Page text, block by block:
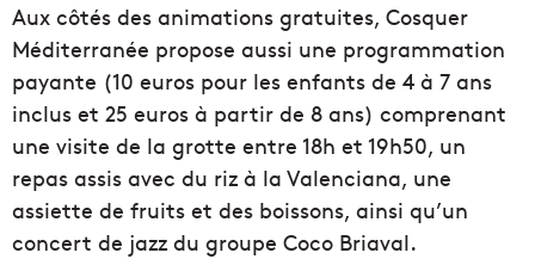
Aux côtés des animations gratuites, Cosquer
Méditerranée propose aussi une programmation
payante (10 euros pour les enfants de 4 à 7 ans
inclus et 25 euros à partir de 8 ans) comprenant
une visite de la grotte entre 18h et 19h50, un
repas assis avec du riz à la Valenciana, une
assiette de fruits et des boissons, ainsi qu’un
concert de jazz du groupe Coco Briaval.